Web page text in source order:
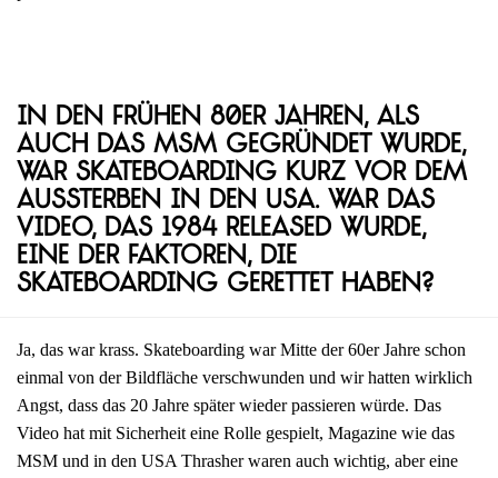
In den frühen 80er Jahren, als
auch das MSM gegründet wurde,
war Skateboarding kurz vor dem
Aussterben in den USA. War das
Video, das 1984 released wurde,
eine der Faktoren, die
Skateboarding gerettet haben?
Ja, das war krass. Skateboarding war Mitte der 60er Jahre schon
einmal von der Bildfläche verschwunden und wir hatten wirklich
Angst, dass das 20 Jahre später wieder passieren würde. Das
Video hat mit Sicherheit eine Rolle gespielt, Magazine wie das
MSM und in den USA Thrasher waren auch wichtig, aber eine